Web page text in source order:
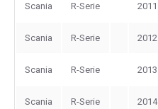
Scania R-Serie 2011
Scania R-Serie 2012
Scania R-Serie 2013
Scania R-Serie 2014